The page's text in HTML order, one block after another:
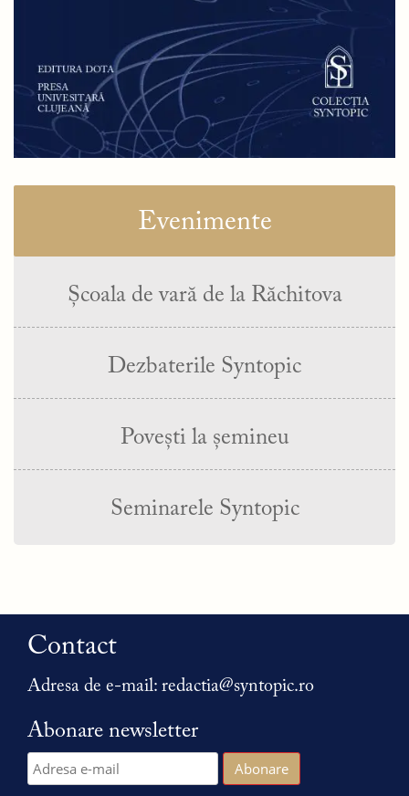
Evenimente
Școala de vară de la Răchitova
Dezbaterile Syntopic
Povești la șemineu
Seminarele Syntopic
Contact
Adresa de e-mail: redactia@syntopic.ro
Abonare newsletter